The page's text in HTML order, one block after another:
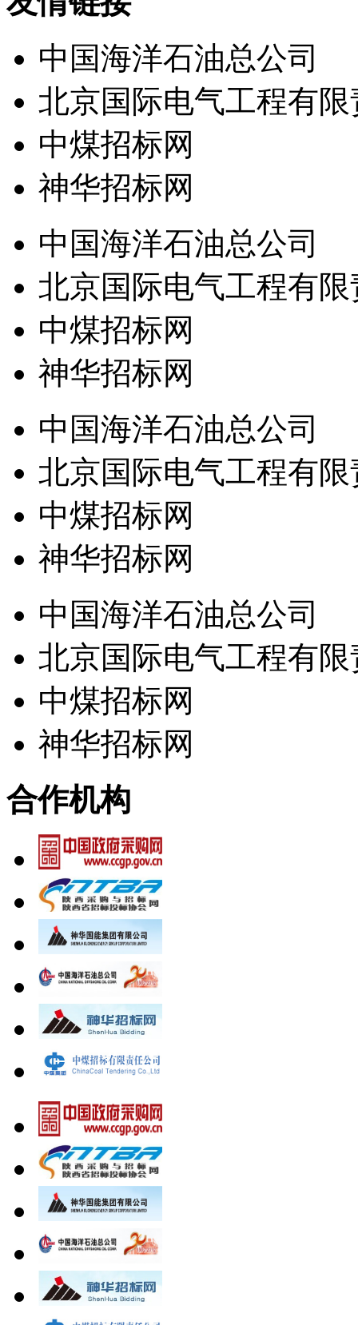
中国海洋石油总公司
北京国际电气工程有
中煤招标网
神华招标网
中国海洋石油总公司
北京国际电气工程有
中煤招标网
神华招标网
中国海洋石油总公司
北京国际电气工程有
中煤招标网
神华招标网
中国海洋石油总公司
北京国际电气工程有
中煤招标网
神华招标网
合作机构